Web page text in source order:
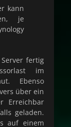
kann
je
fertig
im
Ebenso
über ein
Erreichbar
geladen.
auf einem